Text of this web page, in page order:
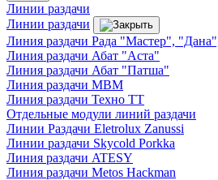
Линии раздачи
Линии раздачи
Линия раздачи Рада "Мастер",
Линия раздачи Абат "Аста"
Линия раздачи Абат "Патша"
Линия раздачи МВМ
Линия раздачи Техно ТТ
Отдельные модули линий раздачи
Линии Раздачи Eletrolux Zanussi
Линии раздачи Skycold Porkka
Линия раздачи ATESY
Линия раздачи Metos Hackman